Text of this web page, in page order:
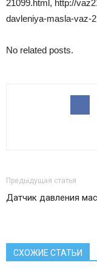
21099.html, http://
davleniya-masla-vaz-
No related posts.
Предыдущая статья
Датчик давления
СХОЖИЕ СТАТЬИ